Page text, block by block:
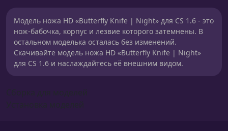
Модель ножа HD «Butterfly Knife | Night» для CS 1.6 - это
нож-бабочка, корпус и лезвие которого затемнены. В
остальном моделька осталась без изменений.
Скачивайте модель ножа HD «Butterfly Knife | Night»
для CS 1.6 и наслаждайтесь её внешним видом.